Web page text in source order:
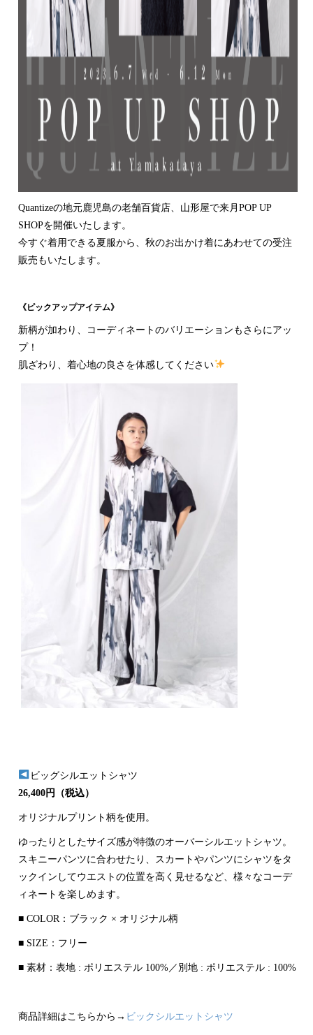
Quantizeの地元鹿児島の老舗百貨店、山形屋で来月POP UP
SHOPを開催いたします。
今すぐ着用できる夏服から、秋のお出かけ着にあわせての受注
販売もいたします。
《ピックアップアイテム》
新柄が加わり、コーディネートのバリエーションもさらにアッ
プ！
肌ざわり、着心地の良さを体感してください
ビッグシルエットシャツ
26,400円（税込）
オリジナルプリント柄を使用。
ゆったりとしたサイズ感が特徴のオーバーシルエットシャツ。
スキニーパンツに合わせたり、スカートやパンツにシャツをタ
ックインしてウエストの位置を高く見せるなど、様々なコーデ
ィネートを楽しめます。
■ COLOR：ブラック × オリジナル柄
■ SIZE：フリー
■ 素材：表地 : ポリエステル 100%／別地 : ポリエステル : 100%
商品詳細はこちらから→ ビックシルエットシャツ